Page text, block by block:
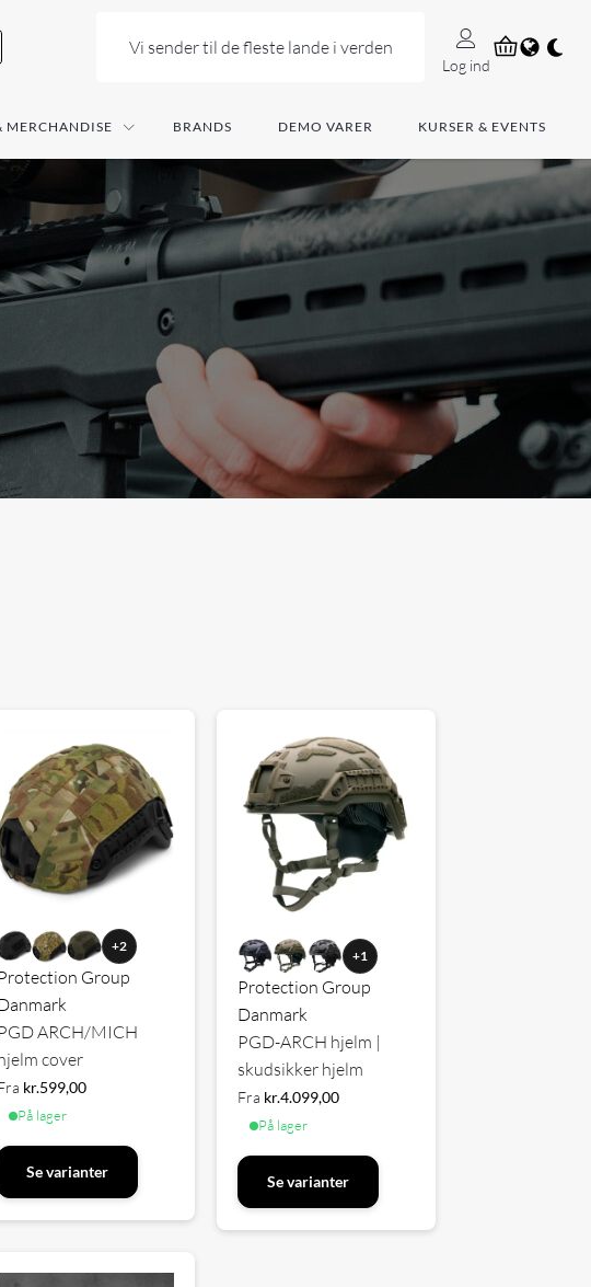
Vi sender til de fleste lande i verden
Log ind
BRANDS DEMO VARER KURSER & EVENTS
+2
Protection Group
PGD ARCH/MICH
cover
kr.599,00
På lager
Se varianter
+1
Protection Group
Danmark
PGD-ARCH hjelm |
skudsikker hjelm
Fra kr.4.099,00
På lager
Se varianter